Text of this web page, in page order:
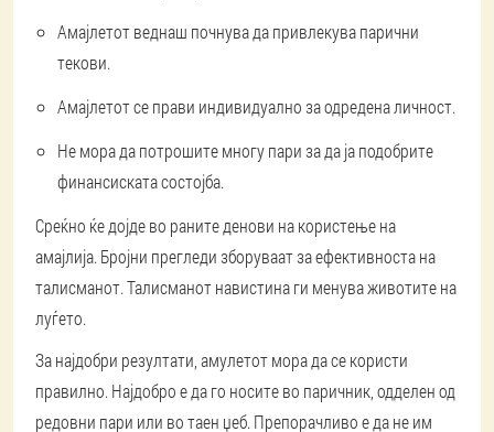
Амајлетот веднаш почнува да привлекува парични
текови.
Амајлетот се прави индивидуално за одредена личност.
Не мора да потрошите многу пари за да ја подобрите
финансиската состојба.
Среќно ќе дојде во раните денови на користење на
амајлија. Бројни прегледи зборуваат за ефективноста на
талисманот. Талисманот навистина ги менува животите на
луѓето.
За најдобри резултати, амулетот мора да се користи
правилно. Најдобро е да го носите во паричник, одделен од
редовни пари или во таен џеб. Препорачливо е да не им